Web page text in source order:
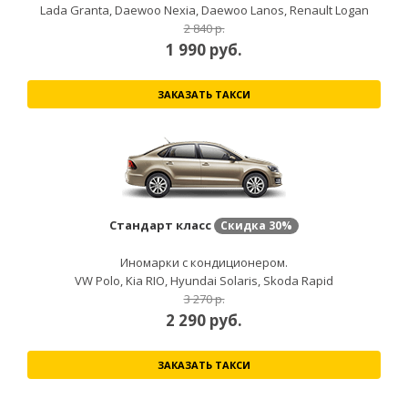
Lada Granta, Daewoo Nexia, Daewoo Lanos, Renault Logan
2 840 р.
1 990 руб.
ЗАКАЗАТЬ ТАКСИ
Стандарт класс Скидка 30%
Иномарки с кондиционером.
VW Polo, Kia RIO, Hyundai Solaris, Skoda Rapid
3 270 р.
2 290 руб.
ЗАКАЗАТЬ ТАКСИ